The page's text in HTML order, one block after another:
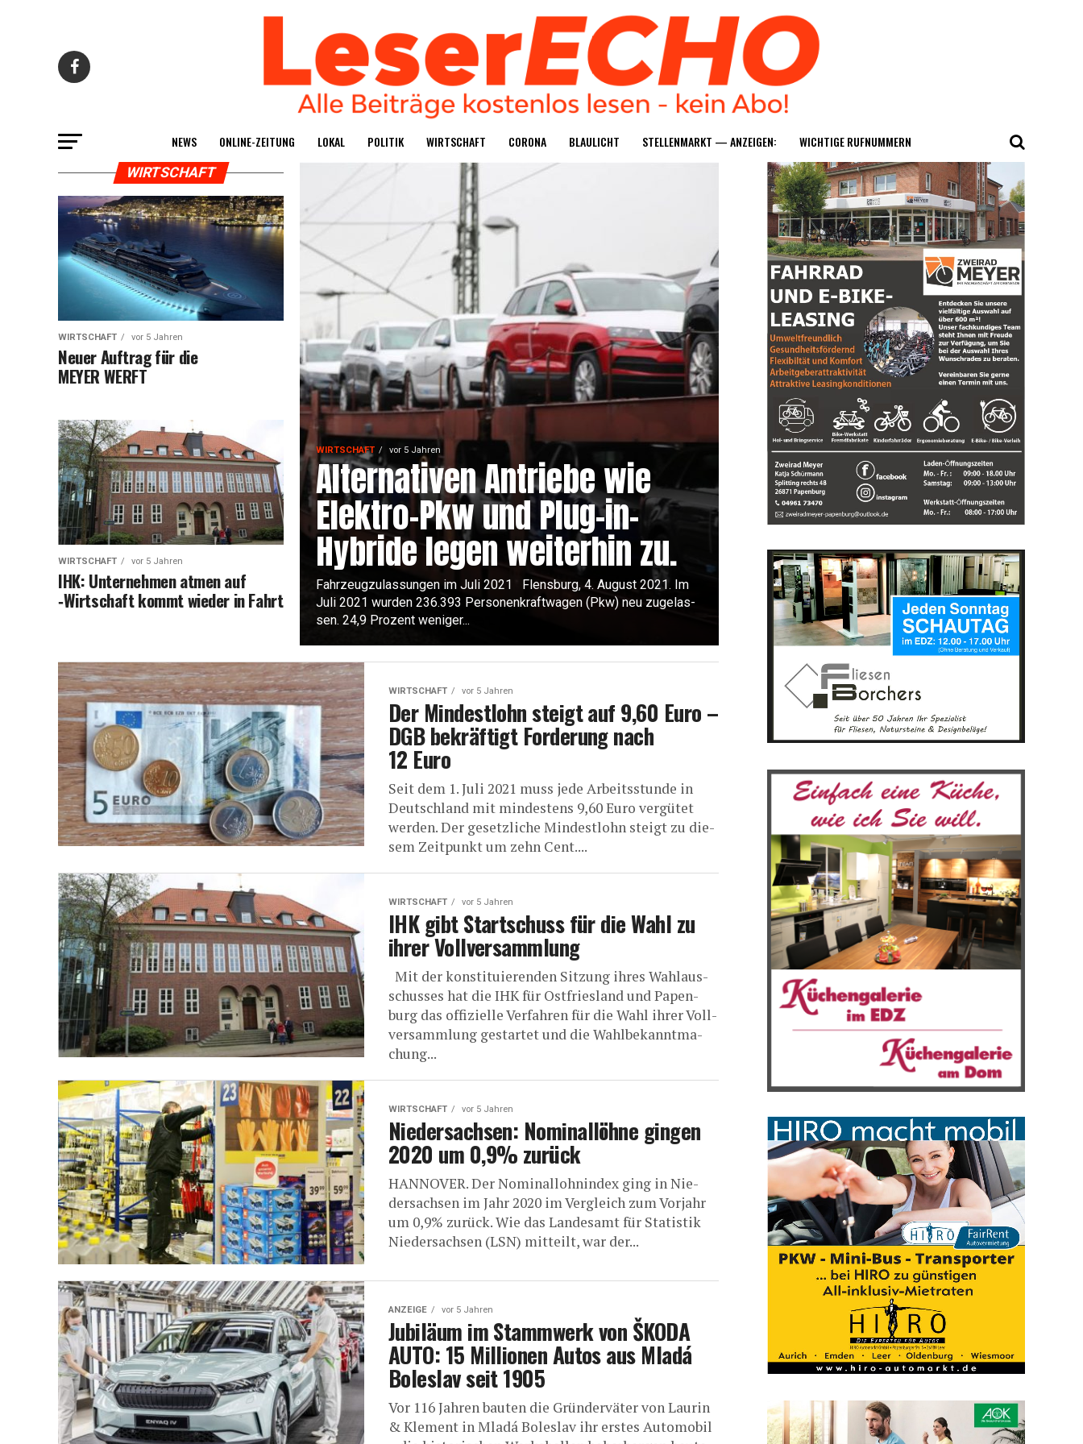
NEWS ONLINE-ZEI­TUNG LOKAL POLI­TIK WIRT­SCHAFT CORO­NA BLAU­LICHT STEL­LEN­MARKT — ANZEIGEN: WICH­TI­GE RUFNUMMERN
WIRTSCHAFT vor 5 Jahren
Alter­na­ti­ven Antrie­be wie
Elek­tro-Pkw und Plug-in-
Hybri­de legen wei­ter­hin zu.
Fahr­zeug­zu­las­sun­gen im Juli 2021 Flens­burg, 4. August 2021. Im
Juli 2021 wur­den 236.393 Per­so­nen­kraft­wa­gen (Pkw) neu zuge­las­
sen. 24,9 Pro­zent weni­ger...
WIRTSCHAFT
WIRTSCHAFT vor 5 Jahren
Neu­er Auf­trag für die
MEYER WERFT
WIRTSCHAFT vor 5 Jahren
IHK: Unter­neh­men atmen auf
‑Wirt­schaft kommt wie­der in Fahrt
WIRTSCHAFT vor 5 Jahren
Der Min­dest­lohn steigt auf 9,60 Euro –
DGB bekräf­tigt For­de­rung nach
12 Euro
Seit dem 1. Juli 2021 muss jede Arbeits­stun­de in
Deutsch­land mit min­des­tens 9,60 Euro ver­gü­tet
wer­den. Der gesetz­li­che Min­dest­lohn steigt zu die­
sem Zeit­punkt um zehn Cent....
WIRTSCHAFT vor 5 Jahren
IHK gibt Start­schuss für die Wahl zu
ihrer Vollversammlung
Mit der kon­sti­tu­ie­ren­den Sit­zung ihres Wahl­aus­
schus­ses hat die IHK für Ost­fries­land und Papen­
burg das offi­zi­el­le Ver­fah­ren für die Wahl ihrer Voll­
ver­samm­lung gestar­tet und die Wahl­be­kannt­ma­
chung...
WIRTSCHAFT vor 5 Jahren
Nie­der­sach­sen: Nomi­nal­löh­ne gin­gen
2020 um 0,9% zurück
HANNOVER. Der Nomi­nal­lohn­in­dex ging in Nie­
der­sach­sen im Jahr 2020 im Ver­gleich zum Vor­jahr
um 0,9% zurück. Wie das Lan­des­amt für Sta­tis­tik
Nie­der­sach­sen (LSN) mit­teilt, war der...
ANZEIGE vor 5 Jahren
Jubi­lä­um im Stamm­werk von ŠKODA
AUTO: 15 Mil­lio­nen Autos aus Mla­dá
Boles­lav seit 1905
Vor 116 Jah­ren bau­ten die Grün­der­vä­ter von Lau­rin
& Kle­ment in Mla­dá Boles­lav ihr ers­tes Auto­mo­bil